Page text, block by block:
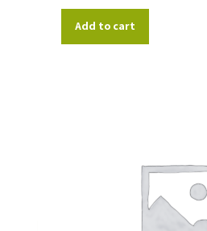
Add to cart